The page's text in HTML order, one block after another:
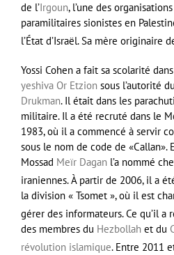
de l’Irgoun, l’une des
paramilitaires sionistes en
l’État d’Israël. Sa mère originaire
Yossi Cohen a fait sa scolarité
yeshiva Or Etzion sous l’autorité
Drukman. Il était dans les
militaire. Il a été recruté dans le
1983, où il a commencé à servir
sous le nom de code de «Callan».
Mossad Meïr Dagan l’a nommé
iraniennes. À partir de 2006, il a
la division « Tsomet », où il est
gérer des informateurs. Ce qu’il a
des membres du Hezbollah et du
révolution islamique. Entre 2011